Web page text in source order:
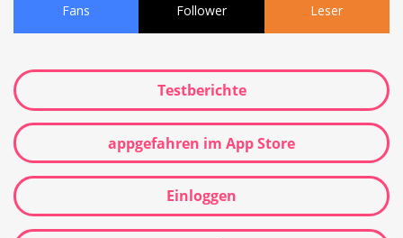
Fans Follower Leser
Testberichte
appgefahren im App Store
Einloggen